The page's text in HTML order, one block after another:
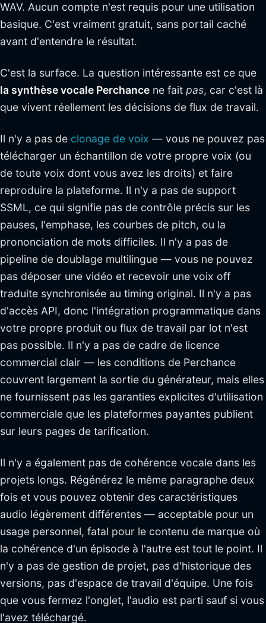
WAV. Aucun compte n'est requis pour une utilisation
basique. C'est vraiment gratuit, sans portail caché
avant d'entendre le résultat.
C'est la surface. La question intéressante est ce que
la synthèse vocale Perchance ne fait pas, car c'est là
que vivent réellement les décisions de flux de travail.
Il n'y a pas de clonage de voix — vous ne pouvez pas
télécharger un échantillon de votre propre voix (ou
de toute voix dont vous avez les droits) et faire
reproduire la plateforme. Il n'y a pas de support
SSML, ce qui signifie pas de contrôle précis sur les
pauses, l'emphase, les courbes de pitch, ou la
prononciation de mots difficiles. Il n'y a pas de
pipeline de doublage multilingue — vous ne pouvez
pas déposer une vidéo et recevoir une voix off
traduite synchronisée au timing original. Il n'y a pas
d'accès API, donc l'intégration programmatique dans
votre propre produit ou flux de travail par lot n'est
pas possible. Il n'y a pas de cadre de licence
commercial clair — les conditions de Perchance
couvrent largement la sortie du générateur, mais elles
ne fournissent pas les garanties explicites d'utilisation
commerciale que les plateformes payantes publient
sur leurs pages de tarification.
Il n'y a également pas de cohérence vocale dans les
projets longs. Régénérez le même paragraphe deux
fois et vous pouvez obtenir des caractéristiques
audio légèrement différentes — acceptable pour un
usage personnel, fatal pour le contenu de marque où
la cohérence d'un épisode à l'autre est tout le point. Il
n'y a pas de gestion de projet, pas d'historique des
versions, pas d'espace de travail d'équipe. Une fois
que vous fermez l'onglet, l'audio est parti sauf si vous
l'avez téléchargé.